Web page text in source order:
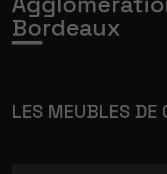
Bordeaux
LES MEUBLES DE